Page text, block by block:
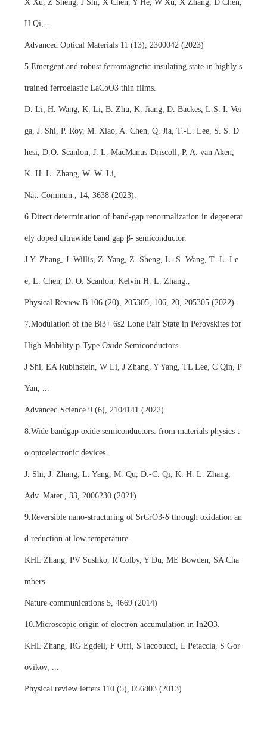
X Xu, Z Sheng, J Shi, X Chen, Y He, W Xu, X Zhang, D Chen,
H Qi, ...
Advanced Optical Materials 11 (13), 2300042 (2023)
5.Emergent and robust ferromagnetic-insulating state in highly s
trained ferroelastic LaCoO3 thin films.
D. Li, H. Wang, K. Li, B. Zhu, K. Jiang, D. Backes, L.S. I. Vei
ga, J. Shi, P. Roy, M. Xiao, A. Chen, Q. Jia, T.-L. Lee, S. S. D
hesi, D.O. Scanlon, J. L. MacManus-Driscoll, P. A. van Aken,
K. H. L. Zhang, W. W. Li,
Nat. Commun., 14, 3638 (2023).
6.Direct determination of band-gap renormalization in degenerat
ely doped ultrawide band gap β- semiconductor.
J.Y. Zhang, J. Willis, Z. Yang, Z. Sheng, L.-S. Wang, T.-L. Le
e, L. Chen, D. O. Scanlon, Kelvin H. L. Zhang.,
Physical Review B 106 (20), 205305, 106, 20, 205305 (2022).
7.Modulation of the Bi3+ 6s2 Lone Pair State in Perovskites for
High‐Mobility p‐Type Oxide Semiconductors.
J Shi, EA Rubinstein, W Li, J Zhang, Y Yang, TL Lee, C Qin, P
Yan, ...
Advanced Science 9 (6), 2104141 (2022)
8.Wide bandgap oxide semiconductors: from materials physics t
o optoelectronic devices.
J. Shi, J. Zhang, L. Yang, M. Qu, D.-C. Qi, K. H. L. Zhang,
Adv. Mater., 33, 2006230 (2021).
9.Reversible nano-structuring of SrCrO3-δ through oxidation an
d reduction at low temperature.
KHL Zhang, PV Sushko, R Colby, Y Du, ME Bowden, SA Cha
mbers
Nature communications 5, 4669 (2014)
10.Microscopic origin of electron accumulation in In2O3.
KHL Zhang, RG Egdell, F Offi, S Iacobucci, L Petaccia, S Gor
ovikov, ...
Physical review letters 110 (5), 056803 (2013)